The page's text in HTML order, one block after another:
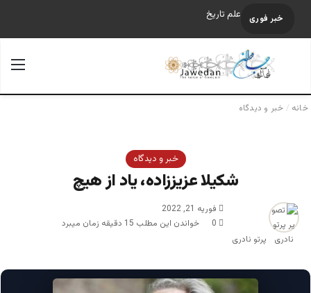
خبر فوری علم تاریخ
جستجو برای
خانه / خبر و دیدگاه
خبر و دیدگاه
شکیلا عزیززاده، یاد از هیچ
پرتو نادری
فوریه 21, 2022
0
خواندن این مطلب 15 دقیقه زمان میبرد